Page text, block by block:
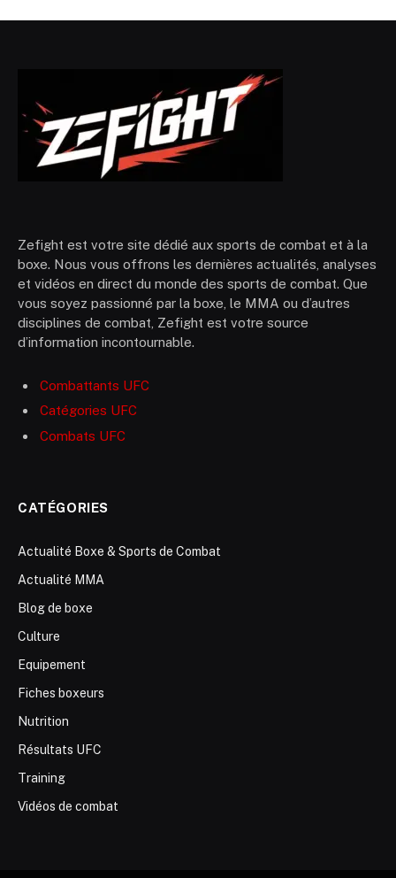
Zefight est votre site dédié aux sports de combat et à la
boxe. Nous vous offrons les dernières actualités, analyses
et vidéos en direct du monde des sports de combat. Que
vous soyez passionné par la boxe, le MMA ou d’autres
disciplines de combat, Zefight est votre source
d’information incontournable.
Combattants UFC
Catégories UFC
Combats UFC
CATÉGORIES
Actualité Boxe & Sports de Combat
Actualité MMA
Blog de boxe
Culture
Equipement
Fiches boxeurs
Nutrition
Résultats UFC
Training
Vidéos de combat